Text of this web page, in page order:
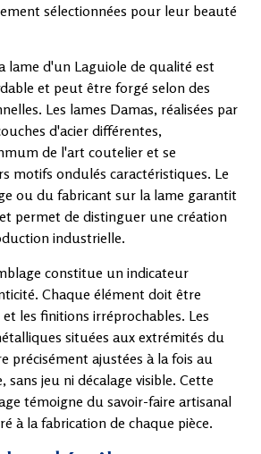
sélectionnées pour leur beauté
lame d'un Laguiole de qualité est
et peut être forgé selon des
Les lames Damas, réalisées par
d'acier différentes,
de l'art coutelier et se
motifs ondulés caractéristiques. Le
ou du fabricant sur la lame garantit
permet de distinguer une création
industrielle.
constitue un indicateur
Chaque élément doit être
les finitions irréprochables. Les
situées aux extrémités du
précisément ajustées à la fois au
sans jeu ni décalage visible. Cette
témoigne du savoir-faire artisanal
à la fabrication de chaque pièce.